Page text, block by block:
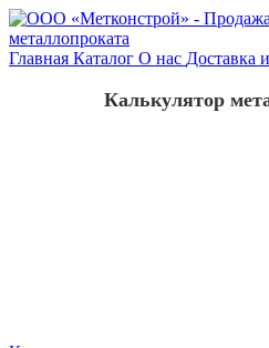
Главная Каталог О нас Доставка
Калькулятор